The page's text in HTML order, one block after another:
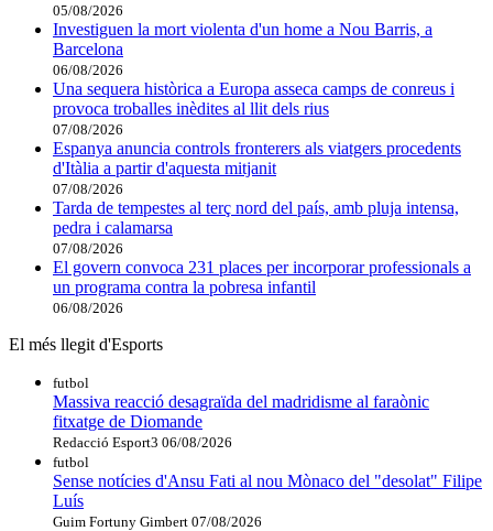
05/08/2026
Investiguen la mort violenta d'un home a Nou Barris, a
Barcelona
06/08/2026
Una sequera històrica a Europa asseca camps de conreus i
provoca troballes inèdites al llit dels rius
07/08/2026
Espanya anuncia controls fronterers als viatgers procedents
d'Itàlia a partir d'aquesta mitjanit
07/08/2026
Tarda de tempestes al terç nord del país, amb pluja intensa,
pedra i calamarsa
07/08/2026
El govern convoca 231 places per incorporar professionals a
un programa contra la pobresa infantil
06/08/2026
El més llegit d'Esports
futbol
Massiva reacció desagraïda del madridisme al faraònic
fitxatge de Diomande
Redacció Esport3 06/08/2026
futbol
Sense notícies d'Ansu Fati al nou Mònaco del "desolat" Filipe
Luís
Guim Fortuny Gimbert 07/08/2026